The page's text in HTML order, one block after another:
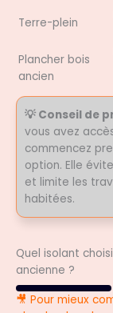
Terre-plein
Plancher bois
ancien
💡 Conseil de
vous avez
commencez
option. Elle
et limite les
habitées.
Quel isolant
ancienne ?
🎥 Pour mieux comprendre les solutions d’isolation d’un